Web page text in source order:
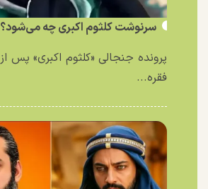
سرنوشت کلثوم اکبری چه می‌شود؟
فقره...